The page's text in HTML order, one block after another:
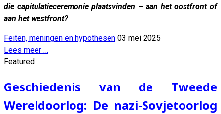
die capitulatieceremonie plaatsvinden – aan het oostfront of
aan het westfront?
Feiten, meningen en hypothesen 03 mei 2025
Lees meer …
Featured
Geschiedenis van de Tweede
Wereldoorlog: De nazi-Sovjetoorlog